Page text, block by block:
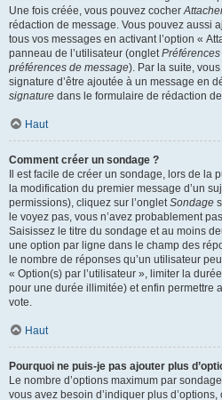
Une fois créée, vous pouvez cocher
rédaction de message. Vous pouvez aussi
tous vos messages en activant l’option «
panneau de l’utilisateur (onglet
préférences de message). Par la suite,
signature d’être ajoutée à un message en
signature dans le formulaire de rédaction
Haut
Comment créer un sondage ?
Il est facile de créer un sondage, lors de la
la modification du premier message d’un
permissions), cliquez sur l’ongletSondage
le voyez pas, vous n’avez probablement
Saisissez le titre du sondage et au moins
une option par ligne dans le champ des
le nombre de réponses qu’un utilisateur
« Option(s) par l’utilisateur », limiter la
pour une durée illimitée) et enfin permettre
vote.
Haut
Pourquoi ne puis-je pas ajouter plus
Le nombre d’options maximum par
vous avez besoin d’indiquer plus d’options,